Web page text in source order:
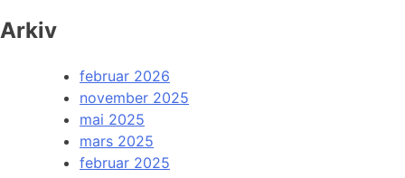
Arkiv
februar 2026
november 2025
mai 2025
mars 2025
februar 2025